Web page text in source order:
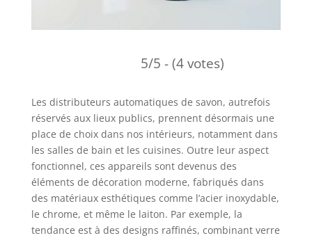
5/5 - (4 votes)
Les distributeurs automatiques de savon, autrefois
réservés aux lieux publics, prennent désormais une
place de choix dans nos intérieurs, notamment dans
les salles de bain et les cuisines. Outre leur aspect
fonctionnel, ces appareils sont devenus des
éléments de décoration moderne, fabriqués dans
des matériaux esthétiques comme l’acier inoxydable,
le chrome, et même le laiton. Par exemple, la
tendance est à des designs raffinés, combinant verre